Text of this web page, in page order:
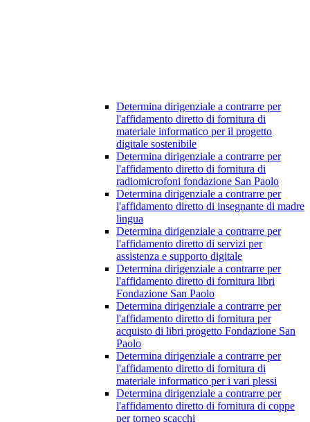
Determina dirigenziale a contrarre per
l'affidamento diretto di fornitura di
materiale informatico per il progetto
digitale sostenibile
Determina dirigenziale a contrarre per
l'affidamento diretto di fornitura di
radiomicrofoni fondazione San Paolo
Determina dirigenziale a contrarre per
l'affidamento diretto di insegnante di madre
lingua
Determina dirigenziale a contrarre per
l'affidamento diretto di servizi per
assistenza e supporto digitale
Determina dirigenziale a contrarre per
l'affidamento diretto di fornitura libri
Fondazione San Paolo
Determina dirigenziale a contrarre per
l'affidamento diretto di fornitura per
acquisto di libri progetto Fondazione San
Paolo
Determina dirigenziale a contrarre per
l'affidamento diretto di fornitura di
materiale informatico per i vari plessi
Determina dirigenziale a contrarre per
l'affidamento diretto di fornitura di coppe
per torneo scacchi